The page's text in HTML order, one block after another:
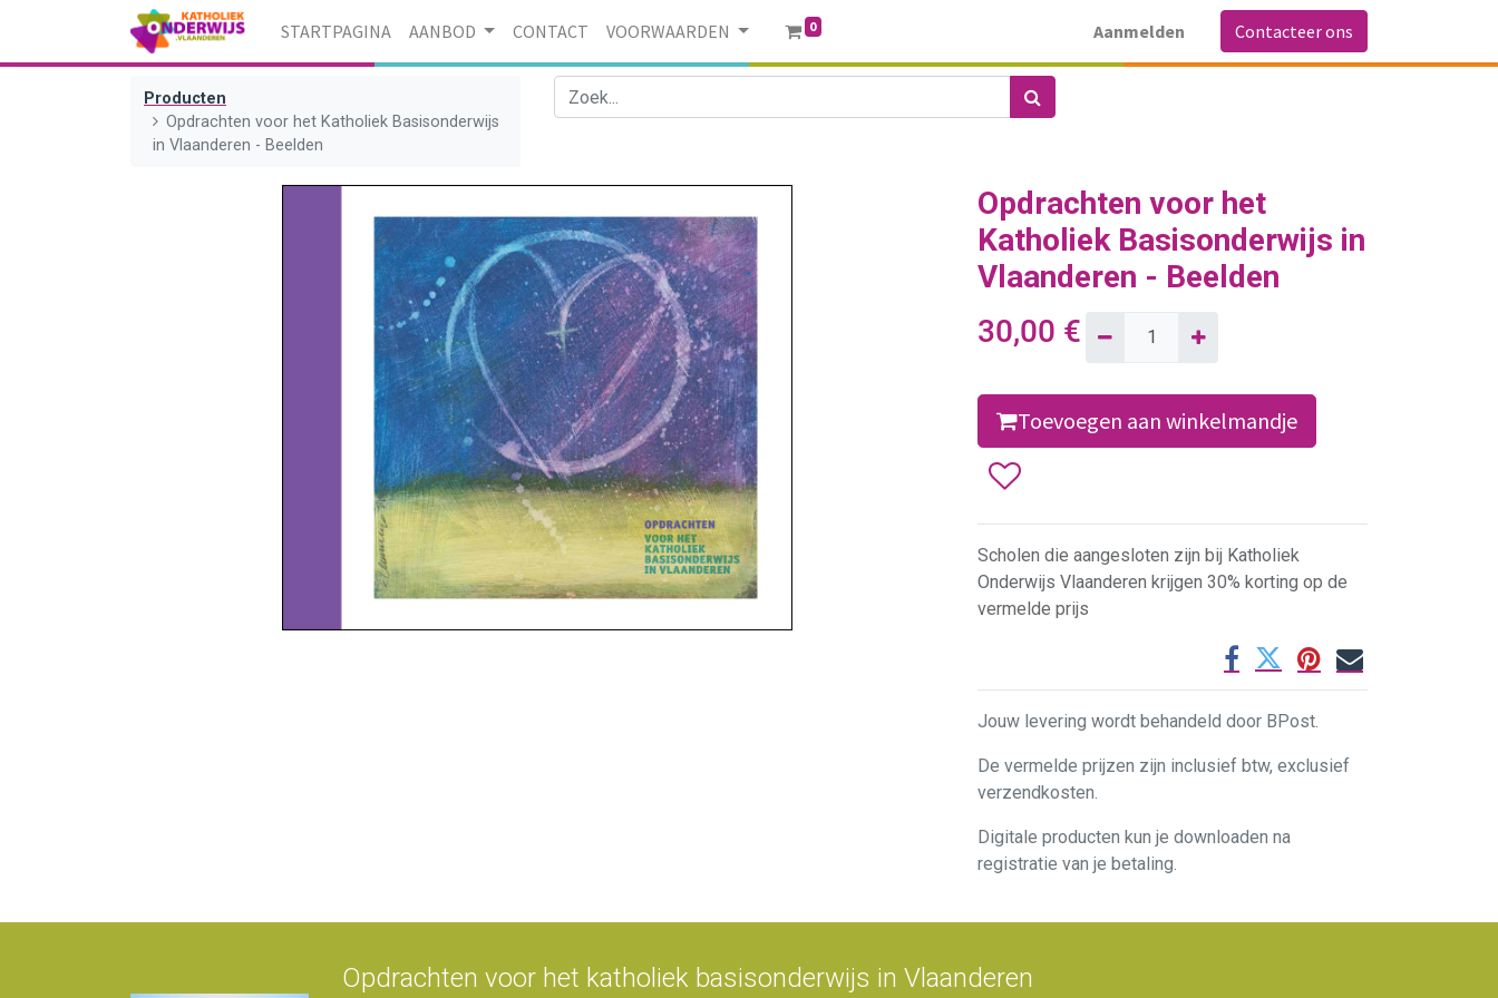
STARTPAGINA AANBOD CONTACT VOORWAARDEN 0 Aanmelden Contacteer ons
Producten
Opdrachten voor het Katholiek Basisonderwijs
in Vlaanderen - Beelden
Opdrachten voor het
Katholiek Basisonderwijs in
Vlaanderen - Beelden
30,00 €
Toevoegen aan winkelmandje
Scholen die aangesloten zijn bij Katholiek
Onderwijs Vlaanderen krijgen 30% korting op de
vermelde prijs
Jouw levering wordt behandeld door BPost.
De vermelde prijzen zijn inclusief btw, exclusief
verzendkosten.
Digitale producten kun je downloaden na
registratie van je betaling.
Opdrachten voor het katholiek basisonderwijs in Vlaanderen